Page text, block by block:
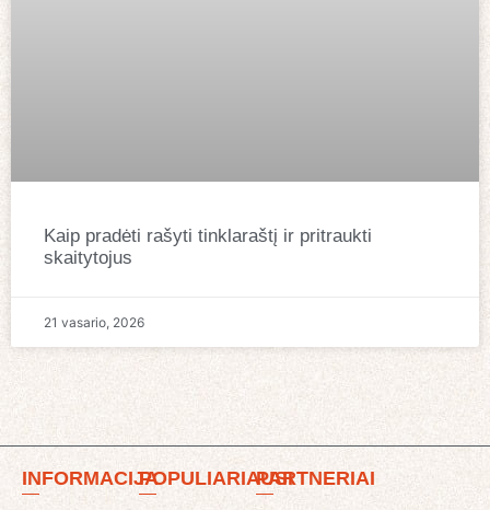
Kaip pradėti rašyti tinklaraštį ir pritraukti
skaitytojus
21 vasario, 2026
INFORMACIJAPOPULIARIAUSIPARTNERIAI